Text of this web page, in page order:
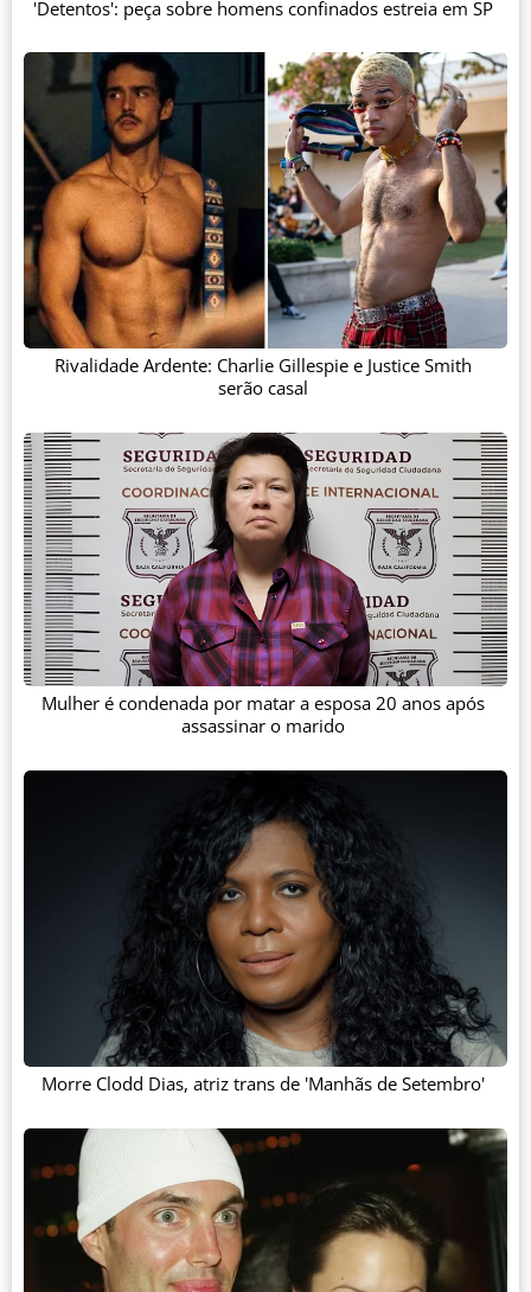
'Detentos': peça sobre homens confinados estreia em SP
Rivalidade Ardente: Charlie Gillespie e Justice Smith
serão casal
Mulher é condenada por matar a esposa 20 anos após
assassinar o marido
Morre Clodd Dias, atriz trans de 'Manhãs de Setembro'